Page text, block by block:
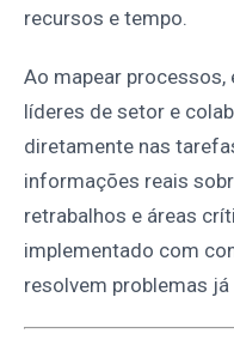
recursos e tempo.
Ao mapear
líderes de setor e
diretamente nas
informações reais
retrabalhos e áreas
implementado com
resolvem problemas